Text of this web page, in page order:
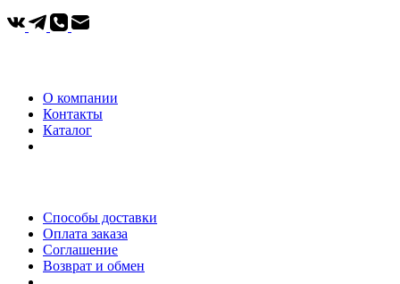
О компании
Контакты
Каталог
Способы доставки
Оплата заказа
Соглашение
Возврат и обмен